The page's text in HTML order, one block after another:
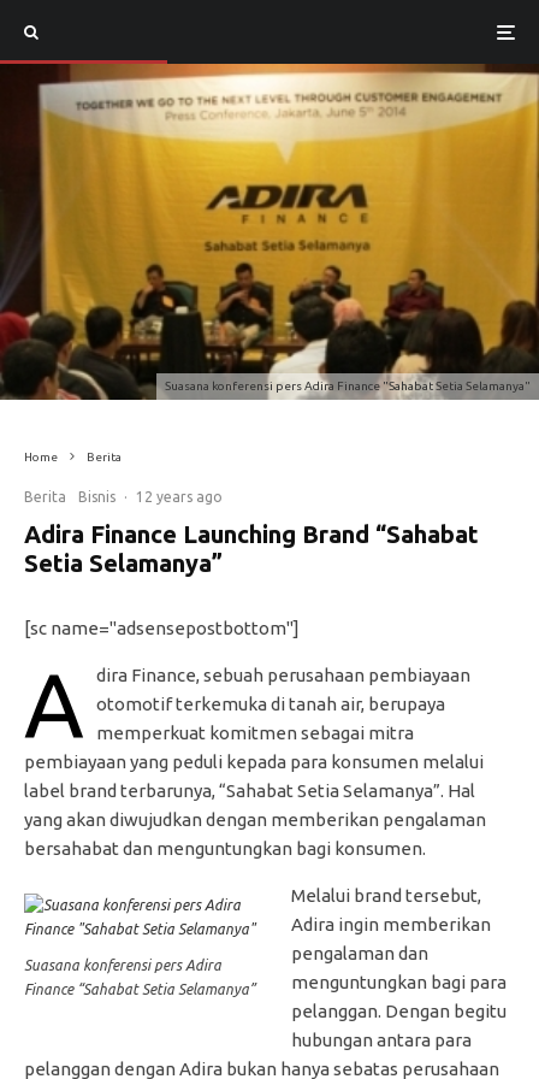
Suasana konferensi pers Adira Finance "Sahabat Setia Selamanya"
Home Berita
Berita Bisnis · 12 years ago
Adira Finance Launching Brand “Sahabat
Setia Selamanya”
[sc name="adsensepostbottom"]
A
dira Finance, sebuah perusahaan pembiayaan
otomotif terkemuka di tanah air, berupaya
memperkuat komitmen sebagai mitra
pembiayaan yang peduli kepada para konsumen melalui
label brand terbarunya, “Sahabat Setia Selamanya”. Hal
yang akan diwujudkan dengan memberikan pengalaman
bersahabat dan menguntungkan bagi konsumen.
Suasana konferensi pers Adira
Finance “Sahabat Setia Selamanya”
Melalui brand tersebut,
Adira ingin memberikan
pengalaman dan
menguntungkan bagi para
pelanggan. Dengan begitu
hubungan antara para
pelanggan dengan Adira bukan hanya sebatas perusahaan